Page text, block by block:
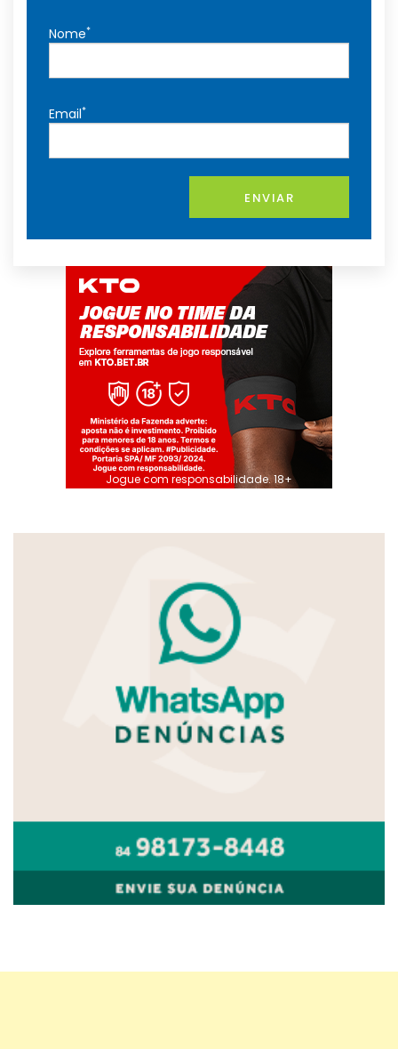
Nome*
Email*
ENVIAR
Jogue com responsabilidade. 18+